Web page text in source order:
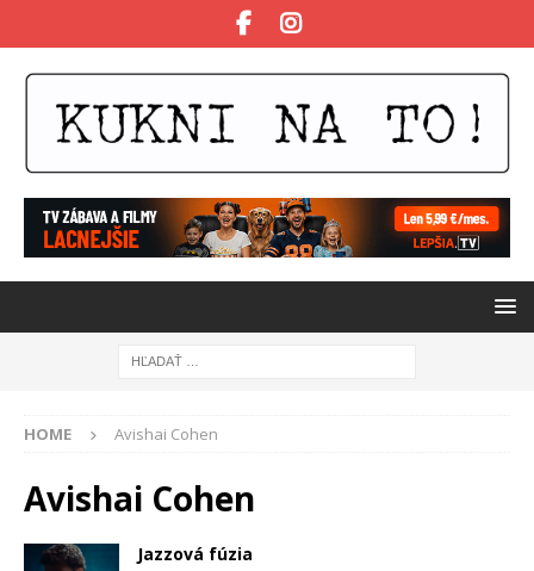
HOME Avishai Cohen
Avishai Cohen
Jazzová fúzia